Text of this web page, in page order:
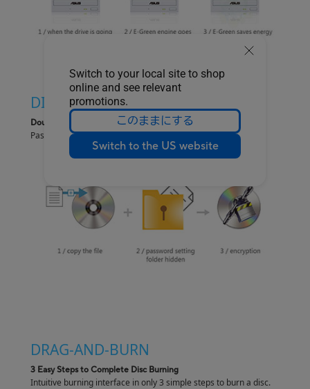
Switch to your local site to shop
online and see relevant
promotions.
このままにする
Switch to the US website
DISC ENCRYTION
Doubled Security On-the-Go
Password control access and hidden-file folder function.
DRAG-AND-BURN
3 Easy Steps to Complete Disc Burning
Intuitive burning interface in only 3 simple steps to burn a disc.